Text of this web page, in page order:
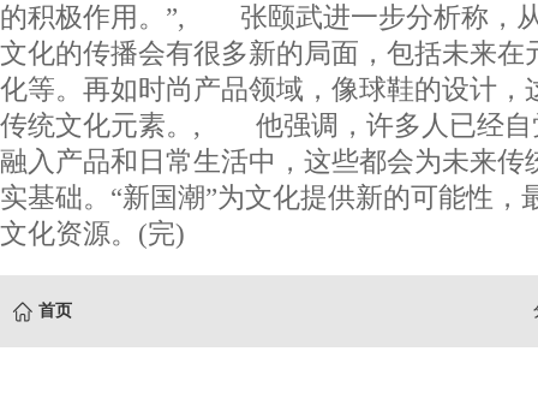
的积极作用。”, 张颐武进一步分析称，
文化的传播会有很多新的局面，包括未来在
化等。再如时尚产品领域，像球鞋的设计，
传统文化元素。, 他强调，许多人已经自
融入产品和日常生活中，这些都会为未来传
实基础。“新国潮”为文化提供新的可能性，
文化资源。(完)
首页